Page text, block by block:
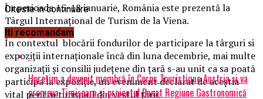
În perioada 15-18 ianuarie, România este prezentă la
Târgul Internațional de Turism de la Viena.
În contextul blocării fondurilor de participare la târguri si
expoziții internaționale încă din luna decembrie, mai multe
organizații și consilii județene din țară s-au unit ca sa poată
participa la expoziție, un eveniment declarat de aceștia
vital pentru turismul din vestul țării.
Citeste in continuare
Iti recomandam
Horetim a devenit membră în Corps Touristique Austria și va
promova Timișoara și proiectul Banat Regiune Gastronomică